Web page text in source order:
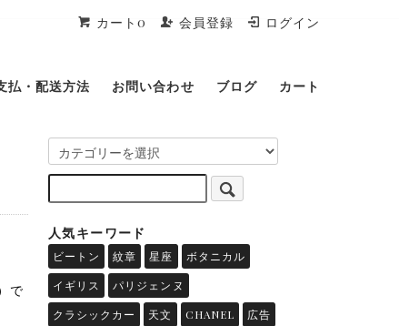
カート0 会員登録 ログイン
払・配送方法 お問い合わせ ブログ カート
で
人気キーワード
ビートン 紋章 星座
ボタニカル
イギリス
パリジェンヌ
クラシックカー
天文 CHANEL
広告